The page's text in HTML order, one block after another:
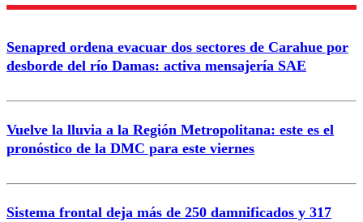
Enviar comentario
Senapred ordena evacuar dos sectores de Carahue por
desborde del río Damas: activa mensajería SAE
Vuelve la lluvia a la Región Metropolitana: este es el
pronóstico de la DMC para este viernes
Sistema frontal deja más de 250 damnificados y 317